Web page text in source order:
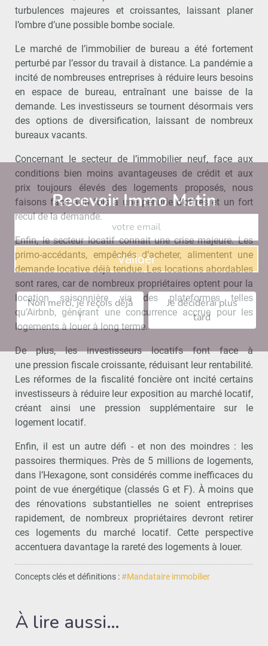
turbulences majeures et croissantes, laissant planer
l’ombre d’une possible bombe sociale.
Le marché de l’immobilier de bureau a été fortement
perturbé par l’essor du travail à distance. La pandémie a
incité de nombreuses entreprises à réduire leurs besoins
en espace de bureau, entraînant une baisse de la
demande. Les investisseurs se tournent désormais vers
des options de diversification, laissant de nombreux
bureaux vacants.
Concernant le secteur de l’immobilier neuf, face aux
conditions bien moins avantageuses de crédit et aux
prix toujours élevés des logements proposés, nous
faisons face à la fois à une pénurie d’offres et un fort
recul de la demande.
Enfin, le secteur locatif connait une crise majeure. Les
primo-accédants, empêchés d’acheter, alimentent une
demande locative déjà tendue. Les locations abordables
sont rares, car de nombreux propriétaires optent pour la
location saisonnière via des plateformes telles
qu’Airbnb, générant une concurrence accrue pour les
logements à louer à long terme.
De plus, les investisseurs locatifs font face à
une pression fiscale croissante, réduisant leur rentabilité.
Les réformes de la fiscalité foncière ont incité certains
investisseurs à réduire leur exposition au marché locatif,
créant ainsi une pression supplémentaire sur le
logement locatif.
Enfin, il est un autre défi - et non des moindres : les
passoires thermiques. Près de 5 millions de logements,
dans l’Hexagone, sont considérés comme inefficaces du
point de vue énergétique (classés G et F). À moins que
des rénovations substantielles ne soient entreprises
rapidement, de nombreux propriétaires devront retirer
ces logements du marché locatif. Cette perspective
accentuera davantage la rareté des logements à louer.
Concepts clés et définitions :#Mandataire immobilier
À lire aussi…
Recevoir Immo Matin
Valider
Non merci, je reçois déjà
!
Je déciderai plus
tard